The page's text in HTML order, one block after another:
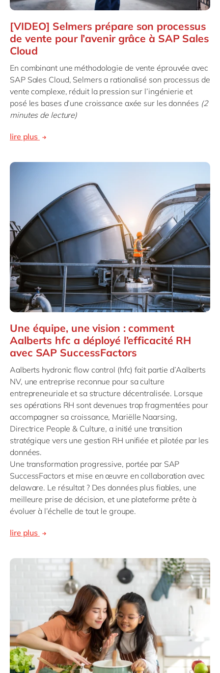
[VIDEO] Selmers prépare son processus
de vente pour l’avenir grâce à SAP Sales
Cloud
En combinant une méthodologie de vente éprouvée avec
SAP Sales Cloud, Selmers a rationalisé son processus de
vente complexe, réduit la pression sur l’ingénierie et
posé les bases d’une croissance axée sur les données (2
minutes de lecture)
lire plus
Une équipe, une vision : comment
Aalberts hfc a déployé l’efficacité RH
avec SAP SuccessFactors
Aalberts hydronic flow control (hfc) fait partie d’Aalberts
NV, une entreprise reconnue pour sa culture
entrepreneuriale et sa structure décentralisée. Lorsque
ses opérations RH sont devenues trop fragmentées pour
accompagner sa croissance, Mariëlle Naarsing,
Directrice People & Culture, a initié une transition
stratégique vers une gestion RH unifiée et pilotée par les
données.
Une transformation progressive, portée par SAP
SuccessFactors et mise en œuvre en collaboration avec
delaware. Le résultat ? Des données plus fiables, une
meilleure prise de décision, et une plateforme prête à
évoluer à l’échelle de tout le groupe.
lire plus